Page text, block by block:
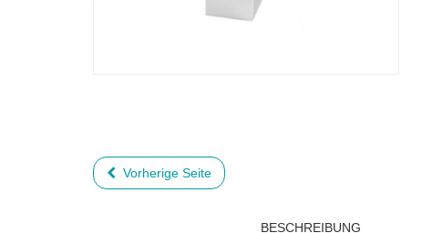
Vorherige Seite
BESCHREIBUNG